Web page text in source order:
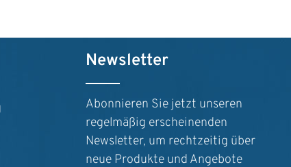
die Anzahl zu erhöhen oder zu
benutze die Schaltflächen um die
gewünschten Wert ein oder
Newsletter
Abonnieren Sie jetzt unseren
regelmäßig erscheinenden
Newsletter, um rechtzeitig über
neue Produkte und Angebote